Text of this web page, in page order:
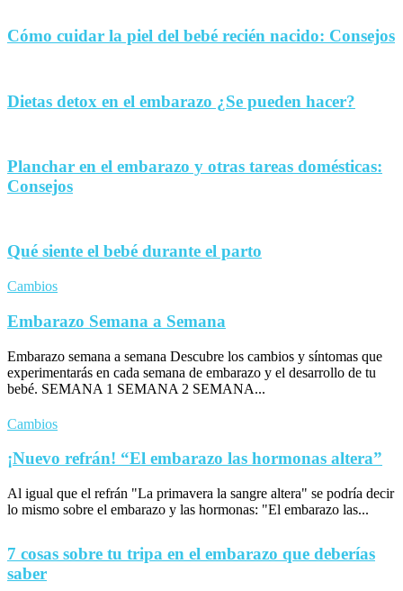
Cómo cuidar la piel del bebé recién nacido: Consejos
Dietas detox en el embarazo ¿Se pueden hacer?
Planchar en el embarazo y otras tareas domésticas:
Consejos
Qué siente el bebé durante el parto
Cambios
Embarazo Semana a Semana
Embarazo semana a semana Descubre los cambios y síntomas que
experimentarás en cada semana de embarazo y el desarrollo de tu
bebé. SEMANA 1 SEMANA 2 SEMANA...
Cambios
¡Nuevo refrán! “El embarazo las hormonas altera”
Al igual que el refrán "La primavera la sangre altera" se podría decir
lo mismo sobre el embarazo y las hormonas: "El embarazo las...
7 cosas sobre tu tripa en el embarazo que deberías
saber